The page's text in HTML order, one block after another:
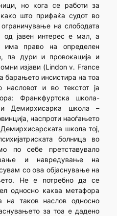
но кога се работи за
што прифаќа судот во
на слободата
јавен интерес е мал, а
има право на определен
па дури и провокација и
изјави (Lindon v. France
барањето инсистира на тоа
и во текстот ја
Франкфуртска школа-
Демирхисарка школа –
наспроти наоѓањето
школа тој,
болница во
по себе претставувало
и навредување на
со ова објаснување на
Не е потребно да се
односно каква метафора
на таков наслов односно
за тоа е дадено